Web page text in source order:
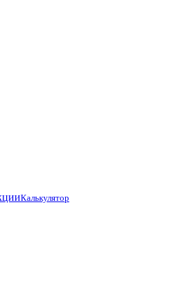
Калькулятор